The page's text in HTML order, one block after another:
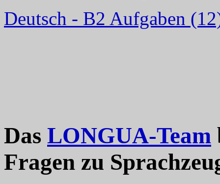
Deutsch - B2 Aufgaben
Das LONGUA-Team
Fragen zu